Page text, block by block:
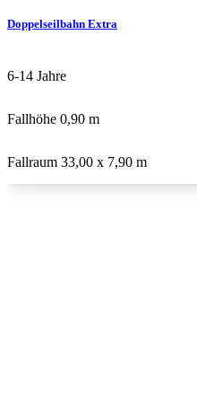
Doppelseilbahn Extra
6-14 Jahre
Fallhöhe 0,90 m
Fallraum 33,00 x 7,90 m